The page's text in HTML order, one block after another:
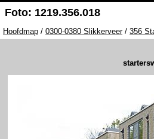
Foto: 1219.356.018
Hoofdmap / 0300-0380 Slikkerveer/ 356